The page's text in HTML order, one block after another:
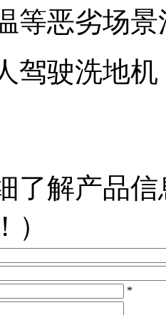
等恶劣场景
驾驶洗地
了解产品
）
*